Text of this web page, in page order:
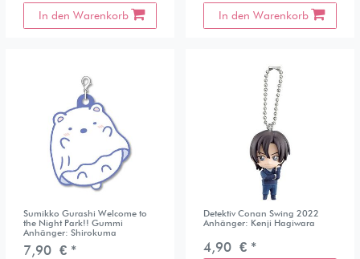
In den Warenkorb In den Warenkorb
Sumikko Gurashi Welcome to
the Night Park!! Gummi
Anhänger: Shirokuma
7,90 € *
Detektiv Conan Swing 2022
Anhänger: Kenji Hagiwara
4,90 € *